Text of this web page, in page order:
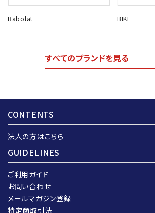
Babolat BIKE
すべてのブランドを見る
CONTENTS
法人の方はこちら
GUIDELINES
ご利用ガイド
お問い合わせ
メールマガジン登録
特定商取引法